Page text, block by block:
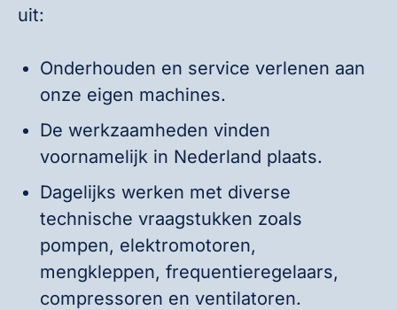
uit:
Onderhouden en service verlenen aan
onze eigen machines.
De werkzaamheden vinden
voornamelijk in Nederland plaats.
Dagelijks werken met diverse
technische vraagstukken zoals
pompen, elektromotoren,
mengkleppen, frequentieregelaars,
compressoren en ventilatoren.